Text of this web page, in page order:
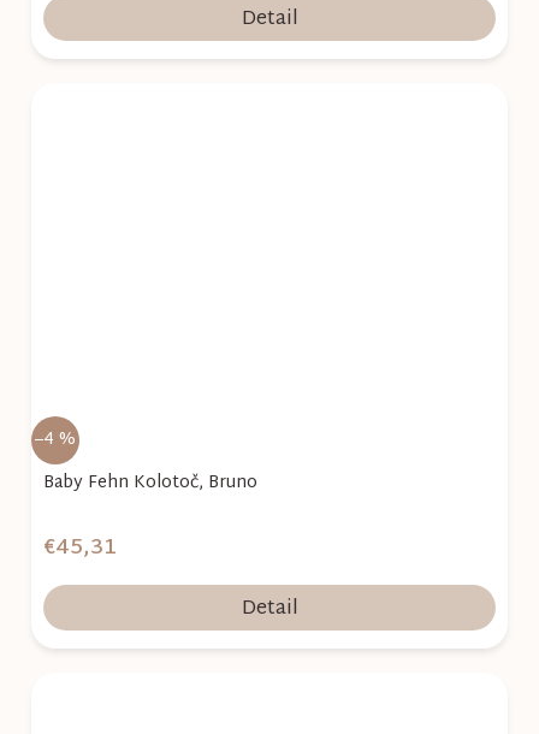
Detail
–4 %
Baby Fehn Kolotoč, Bruno
€45,31
Detail